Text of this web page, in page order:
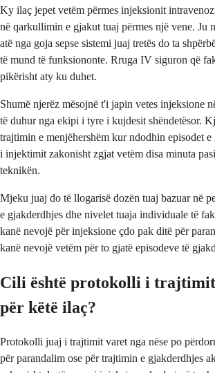
Ky ilaç jepet vetëm përmes injeksionit
në qarkullimin e gjakut tuaj përmes një vene. Ju
atë nga goja sepse sistemi juaj tretës do ta
të mund të funksiononte. Rruga IV siguron që
pikërisht aty ku duhet.
Shumë njerëz mësojnë t'i japin vetes injeksione
të duhur nga ekipi i tyre i kujdesit shëndetësor.
trajtimin e menjëhershëm kur ndodhin episodet e
i injektimit zakonisht zgjat vetëm disa minuta
teknikën.
Mjeku juaj do të llogarisë dozën tuaj bazuar në
e gjakderdhjes dhe nivelet tuaja individuale të
kanë nevojë për injeksione çdo pak ditë për
kanë nevojë vetëm për to gjatë episodeve të
Cili është protokolli i
për këtë ilaç?
Protokolli juaj i trajtimit varet nga nëse po
për parandalim ose për trajtimin e gjakderdhjes